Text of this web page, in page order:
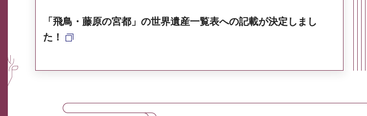
「飛鳥・藤原の宮都」の世界遺産一覧表への記載が決定しまし
た！